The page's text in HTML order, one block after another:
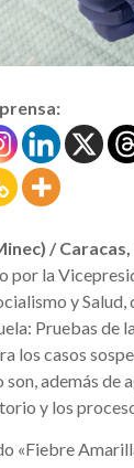
/
por la
y Salud,
Pruebas de
los casos
además de
y los
«Fiebre